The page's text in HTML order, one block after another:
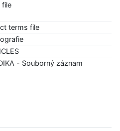
file
terms file
- Souborný záznam